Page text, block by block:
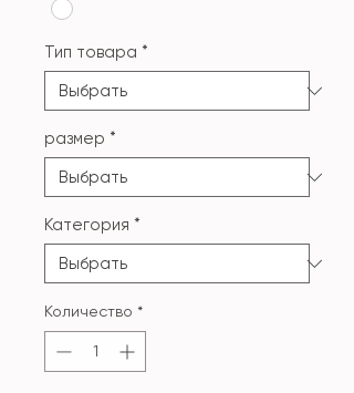
Тип товара *
размер *
Категория *
Количество *